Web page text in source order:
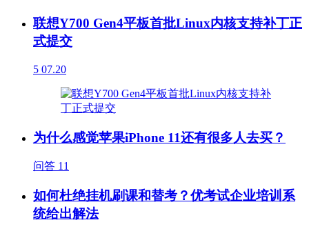
联想Y700 Gen4平板首批Linux内核支持补丁正
式提交
5 07.20
为什么感觉苹果iPhone 11还有很多人去买？
问答 11
如何杜绝挂机刷课和替考？优考试企业培训系
统给出解法